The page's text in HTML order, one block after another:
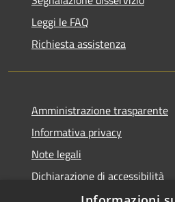
Leggi le FAQ
Richiesta assistenza
Amministrazione trasparente
Informativa privacy
Note legali
Dichiarazione di accessibilità